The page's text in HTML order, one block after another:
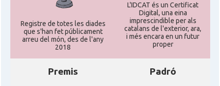
Registre de totes les diades
que s'han fet públicament
arreu del món, des de l'any
2018
L'IDCAT és un Certificat
Digital, una eina
imprescindible per als
catalans de l'exterior, ara,
i més encara en un futur
proper
Premis Padró